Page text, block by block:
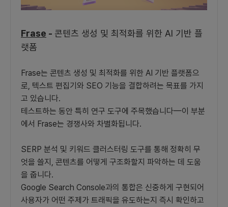
Frase - 콘텐츠 생성 및 최적화를 위한 AI 기반 플
랫폼
Frase는 콘텐츠 생성 및 최적화를 위한 AI 기반 플랫폼으
로, 텍스트 편집기와 SEO 기능을 결합하려는 목표를 가지
고 있습니다.
테스트하는 동안 특히 연구 도구에 주목했습니다—이 부분
에서 Frase는 경쟁사와 차별화됩니다.
SERP 분석 및 키워드 클러스터링 도구를 통해 정확히 무
엇을 쓸지, 콘텐츠를 어떻게 구조화할지 파악하는 데 도움
을 줍니다.
Google Search Console과의 통합은 신중하게 구현되어
사용자가 어떤 주제가 트래픽을 유도하는지 즉시 확인하고